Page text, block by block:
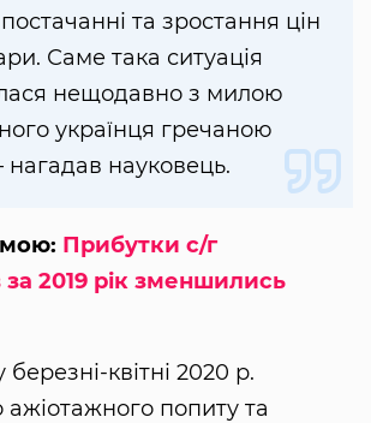
та зростання цін
Саме така ситуація
нещодавно з милою
українця гречаною
науковець.
Прибутки с/г
за 2019 рік зменшились
квітні 2020 р.
попиту та